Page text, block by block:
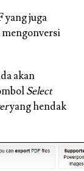
juga
akan
Select
yang hendak